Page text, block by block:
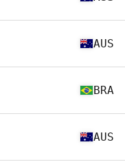
AUS
BRA
AUS